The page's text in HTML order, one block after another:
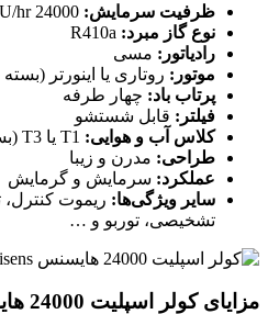
ظرفیت سرمایش:
نوع گاز مبرد:
رادیاتور: مسی
موتور: روتاری یا اینورتر
پرتاب باد: چهار طرفه
فیلتر: قابل شستشو
کلاس آب و هوایی:
طراحی: مدرن و زیبا
عملکرد: سرمایش و گرمایش
سایر ویژگی‌ها: ریموت کنترل،
تشخیصی، توربو و …
مزایای کولر اسپلیت 24000 هایسنس hisens: